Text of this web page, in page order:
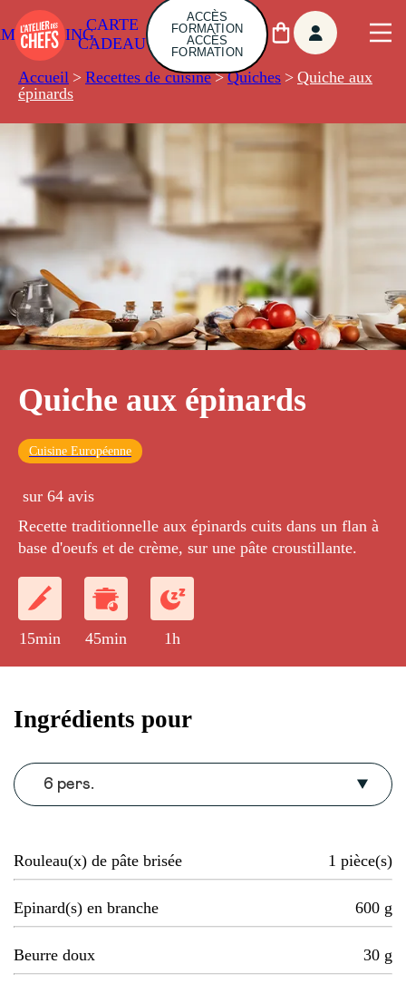
CARTE
CADEAU
ACCÈS
FORMATION
ACCÈS
FORMATION
Accueil > Recettes de cuisine > Quiches > Quiche aux
épinards
Quiche aux épinards
Cuisine Européenne
sur 64 avis
Recette traditionnelle aux épinards cuits dans un flan à
base d'oeufs et de crème, sur une pâte croustillante.
15min 45min 1h
Ingrédients pour
6 pers.
Rouleau(x) de pâte brisée 1 pièce(s)
Epinard(s) en branche 600 g
Beurre doux 30 g